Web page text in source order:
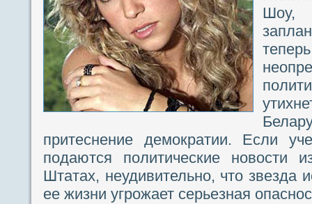
притеснение демократии. Если
подаются политические новости
Штатах, неудивительно, что звезда
ее жизни угрожает серьезная